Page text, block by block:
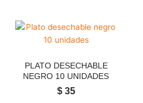
PLATO DESECHABLE
NEGRO 10 UNIDADES
$35